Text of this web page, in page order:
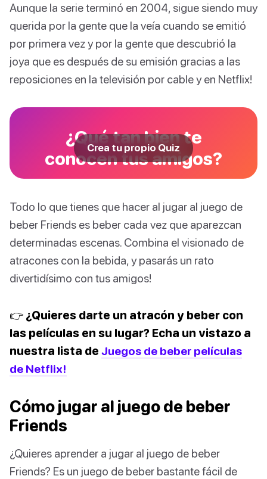
Aunque la serie terminó en 2004, sigue siendo muy
querida por la gente que la veía cuando se emitió
por primera vez y por la gente que descubrió la
joya que es después de su emisión gracias a las
reposiciones en la televisión por cable y en Netflix!
¿Qué tan bien te
conocen tus amigos?
Crea tu propio Quiz
Todo lo que tienes que hacer al jugar al juego de
beber Friends es beber cada vez que aparezcan
determinadas escenas. Combina el visionado de
atracones con la bebida, y pasarás un rato
divertidísimo con tus amigos!
👉 ¿Quieres darte un atracón y beber con
las películas en su lugar? Echa un vistazo a
nuestra lista de Juegos de beber películas
de Netflix!
Cómo jugar al juego de beber
Friends
¿Quieres aprender a jugar al juego de beber
Friends? Es un juego de beber bastante fácil de